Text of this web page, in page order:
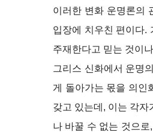
이러한 변화 운명론의
입장에 치우친 편이다.
주재한다고 믿는 것이
그리스 신화에서 운명
게 돌아가는 몫을 의인
갖고 있는데, 이는 각
나 바꿀 수 없는 것으